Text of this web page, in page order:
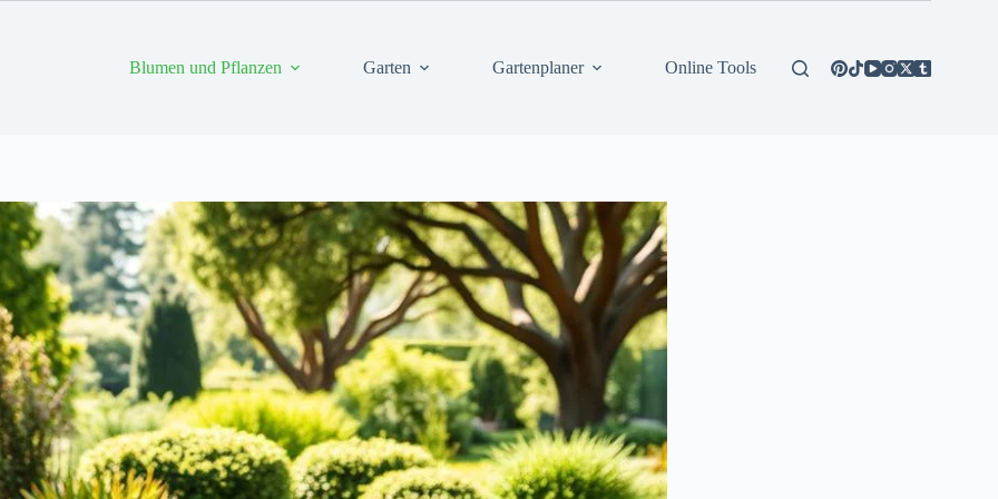
Blumen und Pflanzen
Garten Gartenplaner Online Tools